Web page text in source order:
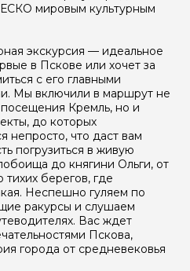
мировым культурным
экскурсия — идеальное
в Пскове или хочет за
с его главными
Мы включили в маршрут не
Кремль, но и
до которых
непросто, что даст вам
погрузиться в живую
до княгини Ольги, от
берегов, где
Неспешно гуляем по
ракурсы и слушаем
Вас ждет
Пскова,
города от средневековья